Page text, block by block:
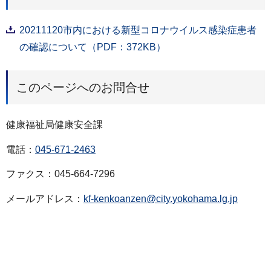
20211120市内における新型コロナウイルス感染症患者
の確認について（PDF：372KB）
このページへのお問合せ
健康福祉局健康安全課
電話： 045-671-2463
ファクス：045-664-7296
メールアドレス： kf-kenkoanzen@city.yokohama.lg.jp